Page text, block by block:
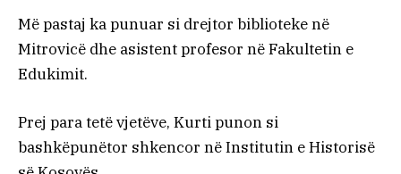
Më pastaj ka punuar si drejtor biblioteke në
Mitrovicë dhe asistent profesor në Fakultetin e
Edukimit.
Prej para tetë vjetëve, Kurti punon si
bashkëpunëtor shkencor në Institutin e Historisë